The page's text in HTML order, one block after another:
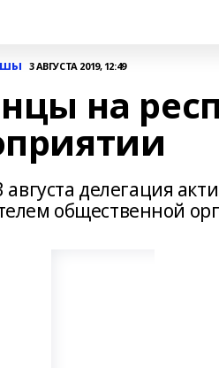
3 АВГУСТА 2019, 12:49
на
августа делегация
общественной